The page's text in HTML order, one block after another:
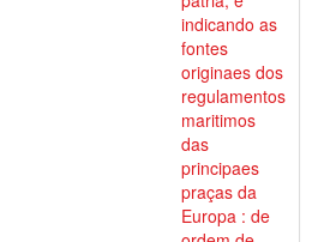
indicando as
fontes
originaes dos
regulamentos
maritimos
das
principaes
praças da
Europa : de